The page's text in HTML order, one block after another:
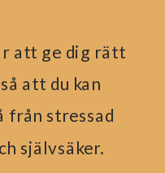
att ge dig rätt
att du kan
från stressad
självsäker.